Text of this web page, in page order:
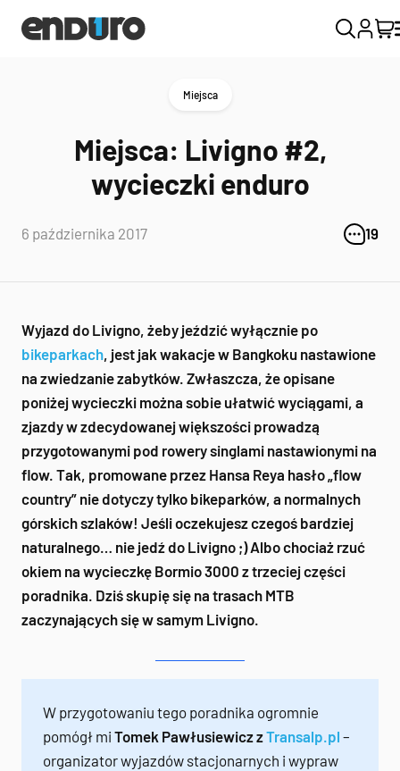
Miejsca
Miejsca: Livigno #2,
wycieczki enduro
6 października 2017 19
Wyjazd do Livigno, żeby jeździć wyłącznie po
bikeparkach, jest jak wakacje w Bangkoku nastawione
na zwiedzanie zabytków. Zwłaszcza, że opisane
poniżej wycieczki można sobie ułatwić wyciągami, a
zjazdy w zdecydowanej większości prowadzą
przygotowanymi pod rowery singlami nastawionymi na
flow. Tak, promowane przez Hansa Reya hasło „flow
country” nie dotyczy tylko bikeparków, a normalnych
górskich szlaków! Jeśli oczekujesz czegoś bardziej
naturalnego… nie jedź do Livigno ;) Albo chociaż rzuć
okiem na wycieczkę Bormio 3000 z trzeciej części
poradnika. Dziś skupię się na trasach MTB
zaczynających się w samym Livigno.
W przygotowaniu tego poradnika ogromnie
pomógł mi Tomek Pawłusiewicz zTransalp.pl –
organizator wyjazdów stacjonarnych i wypraw